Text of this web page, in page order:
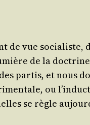
de vue socia­liste,
de la
par­tis, et nous
ou
se règle